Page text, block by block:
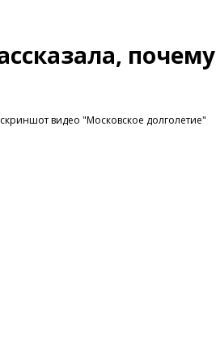
почему
видео "Московское долголетие"